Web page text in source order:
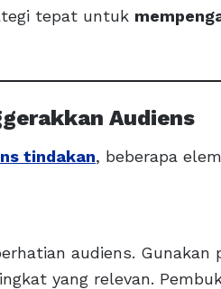
tepat untuk
Audiens
tindakan, beberapa
audiens. Gunakan
yang relevan.